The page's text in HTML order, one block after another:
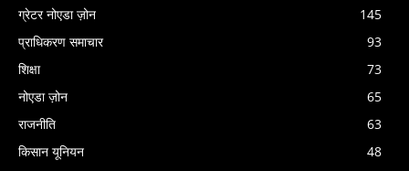
ग्रेटर नोएडा ज़ोन
145
प्राधिकरण समाचार
93
शिक्षा
73
नोएडा ज़ोन
65
राजनीति
63
किसान यूनियन
48